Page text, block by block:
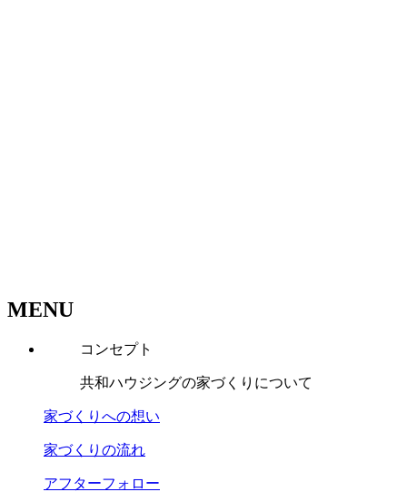
MENU
コンセプト
共和ハウジングの家づくりについて
家づくりへの想い
家づくりの流れ
アフターフォロー